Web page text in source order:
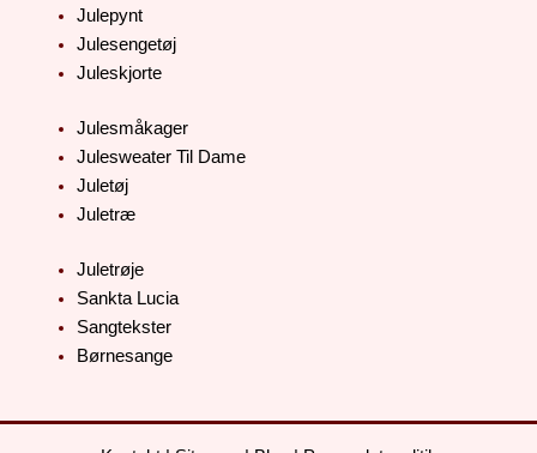
Julepynt
Julesengetøj
Juleskjorte
Julesmåkager
Julesweater Til Dame
Juletøj
Juletræ
Juletrøje
Sankta Lucia
Sangtekster
Børnesange